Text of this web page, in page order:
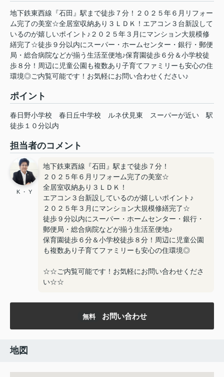
地下鉄東西線『石田』駅まで徒歩７分！２０２５年６月リフォー
ム完了の美室☆全居室収納あり３ＬＤＫ！エアコン３台新設して
いるのが嬉しいポイント♪２０２５年３月にマンション大規模修
繕完了☆徒歩９分以内にスーパー・ホームセンター・銀行・郵便
局・総合病院などが揃う生活至便地♪保育園徒歩６分＆小学校徒
歩８分！周辺に児童公園も複数あり子育てファミリーも安心の住
環境◎ご内覧可能です！お気軽にお問い合わせください♪
ポイント
春日野小学校 春日丘中学校 ルネ伏見東 スーパーが近い
駅
徒歩１０分以内
担当者のコメント
K ・ Y
地下鉄東西線『石田』駅まで徒歩７分！
２０２５年６月リフォーム完了の美室☆
全居室収納あり３ＬＤＫ！
エアコン３台新設しているのが嬉しいポイント♪
２０２５年３月にマンション大規模修繕完了☆
徒歩９分以内にスーパー・ホームセンター・銀行・
郵便局・総合病院などが揃う生活至便地♪
保育園徒歩６分＆小学校徒歩８分！周辺に児童公園
も複数あり子育てファミリーも安心の住環境◎
☆☆ご内覧可能です！お気軽にお問い合わせくださ
い☆☆
無料 お問い合わせ
地図